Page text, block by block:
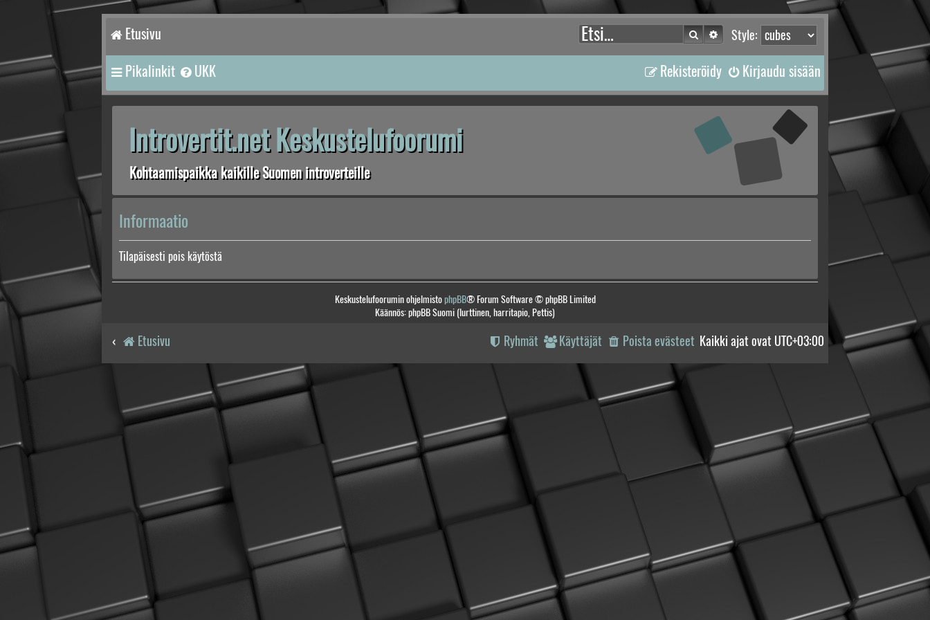
Etusivu Style:
Etsi Tarkennettu haku
Pikalinkit UKK Kirjaudu sisään
Rekisteröidy
Introvertit.net Keskustelufoorumi
Kohtaamispaikka kaikille Suomen introverteille
Informaatio
Tilapäisesti pois käytöstä
Keskustelufoorumin ohjelmistophpBB® Forum Software © phpBB Limited
Käännös: phpBB Suomi (lurttinen, harritapio, Pettis)
Etusivu Kaikki ajat ovat UTC+03:00
Poista evästeet
Käyttäjät
Ryhmät